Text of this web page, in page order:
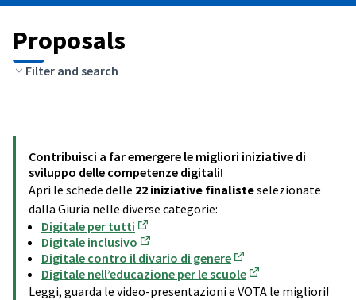
Proposals
Filter and search
Contribuisci a far emergere le migliori iniziative di
sviluppo delle competenze digitali!
Apri le schede delle 22 iniziative finalisteselezionate
dalla Giuria nelle diverse categorie:
Digitale per tutti
(Opens in new tab)
Digitale inclusivo
(Opens in new tab)
Digitale contro il divario di genere
(Opens in new tab)
Digitale nell’educazione per le scuole
(Opens in new tab)
Leggi, guarda le video-presentazioni e VOTA le migliori!